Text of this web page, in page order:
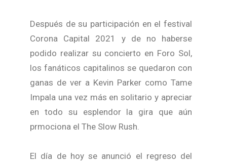
Después de su participación en el festival
Corona Capital 2021 y de no haberse
podido realizar su concierto en Foro Sol,
los fanáticos capitalinos se quedaron con
ganas de ver a Kevin Parker como Tame
Impala una vez más en solitario y apreciar
en todo su esplendor la gira que aún
prmociona el The Slow Rush.
El día de hoy se anunció el regreso del